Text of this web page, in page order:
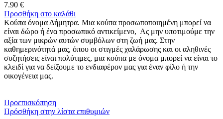
7.90 €
Προσθήκη στο καλάθι
Κούπα όνομα Δήμητρα. Μια κούπα προσωποποιημένη μπορεί να
είναι δώρο ή ένα προσωπικό αντικείμενο, Ας μην υποτιμούμε την
αξία των μικρών αυτών συμβόλων στη ζωή μας. Στην
καθημερινότητά μας, όπου οι στιγμές χαλάρωσης και οι αληθινές
συζητήσεις είναι πολύτιμες, μια κούπα με όνομα μπορεί να είναι το
κλειδί για να δείξουμε το ενδιαφέρον μας για έναν φίλο ή την
οικογένεια μας.
Προεπισκόπηση
Πρόσθήκη στην λίστα επιθυμιών